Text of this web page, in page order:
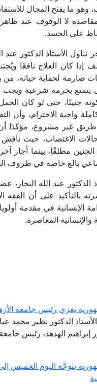
وهو ما يفتح المجال
لا الوقوف عند
على الجسد.
تناول الأستاذ الدكتور
إذا كان العلاج نافعًا
صارمة لحماية حياته،
يتمتع بحرمة شرعية
جنينًا، حتى لو كان
واجبة الاحترام،
طريق غير مشروع، مؤكدًا
الاغتصاب، حيث ناقش
مطلقًا، بينما أجاز
بالغ خاصة في ظروف
الدكتور عبد الله النجار،
بالتأكيد على أن
الإنسانية في مقدمة
والإنسانية المعاصرة.
يعزي رئيس جامعة
الدكتور نظير محمد
إبراهيم الهدهد، رئيس
يتوجَّه اليوم الخميس إلى